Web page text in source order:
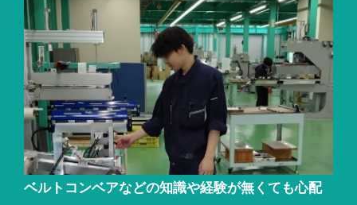
ベルトコンベアなどの知識や経験が無くても心配